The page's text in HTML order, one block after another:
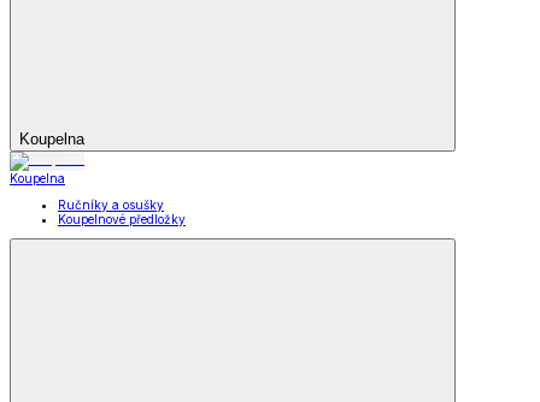
Koupelna
Koupelna
Ručníky a osušky
Koupelnové předložky